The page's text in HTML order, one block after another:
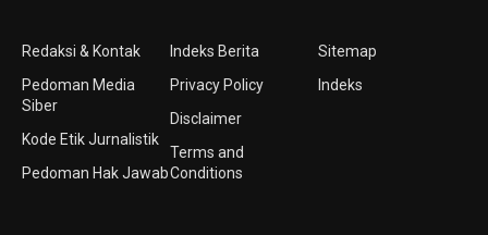
Redaksi & Kontak
Pedoman Media
Siber
Kode Etik Jurnalistik
Pedoman Hak Jawab
Indeks Berita
Privacy Policy
Disclaimer
Terms and
Conditions
Sitemap
Indeks